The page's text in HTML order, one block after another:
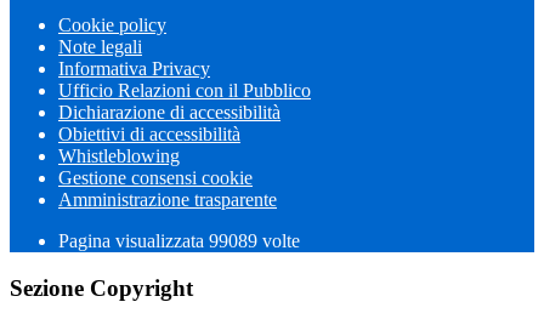
Cookie policy
Note legali
Informativa Privacy
Ufficio Relazioni con il Pubblico
Dichiarazione di accessibilità
Obiettivi di accessibilità
Whistleblowing
Gestione consensi cookie
Amministrazione trasparente
Pagina visualizzata 99089 volte
Sezione Copyright